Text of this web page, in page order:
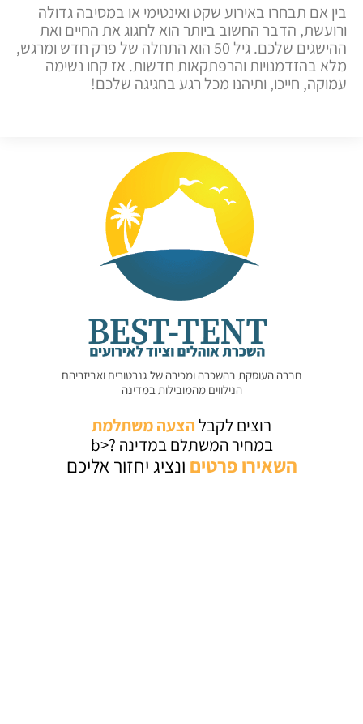
בין אם תבחרו באירוע שקט ואינטימי או במסיבה גדולה
ורועשת, הדבר החשוב ביותר הוא לחגוג את החיים ואת
ההישגים שלכם. גיל 50 הוא התחלה של פרק חדש ומרגש,
מלא בהזדמנויות והרפתקאות חדשות. אז קחו נשימה
עמוקה, חייכו, ותיהנו מכל רגע בחגיגה שלכם!
חברה העוסקת בהשכרה ומכירה של גנרטורים ואביזריהם
הנילווים מהמובילות במדינה
רוצים לקבלהצעה משתלמת
במחיר המשתלם במדינה ?<b
השאירו פרטים ונציג יחזור אליכם